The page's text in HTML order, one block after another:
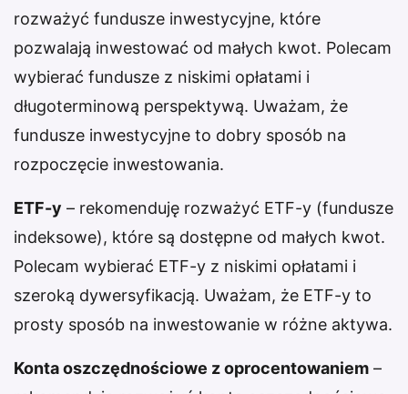
rozważyć fundusze inwestycyjne, które
pozwalają inwestować od małych kwot. Polecam
wybierać fundusze z niskimi opłatami i
długoterminową perspektywą. Uważam, że
fundusze inwestycyjne to dobry sposób na
rozpoczęcie inwestowania.
ETF-y – rekomenduję rozważyć ETF-y (fundusze
indeksowe), które są dostępne od małych kwot.
Polecam wybierać ETF-y z niskimi opłatami i
szeroką dywersyfikacją. Uważam, że ETF-y to
prosty sposób na inwestowanie w różne aktywa.
Konta oszczędnościowe z oprocentowaniem –